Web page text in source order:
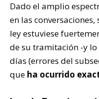
Dado el amplio
en las
ley estuviese
de su tramitación -y
días (errores del
que ha ocurrido